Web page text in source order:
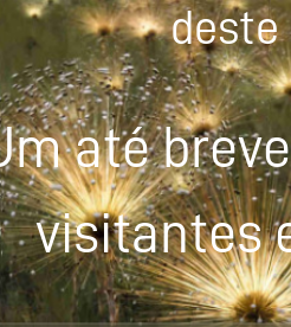
deste
até
visitantes